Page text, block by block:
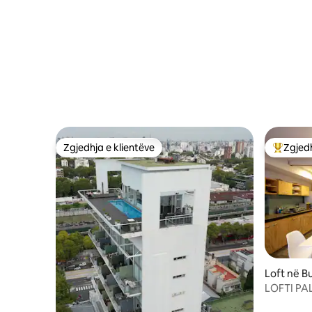
Zgjedhja e klientëve
Zgjedhja e klientëve Më të
Loft në
LOFTI